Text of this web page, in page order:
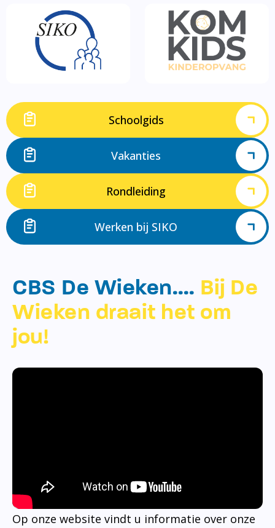
Schoolgids
Vakanties
Rondleiding
Werken bij SIKO
CBS De Wieken…. Bij De
Wieken draait het om
jou!
Op onze website vindt u informatie over onze